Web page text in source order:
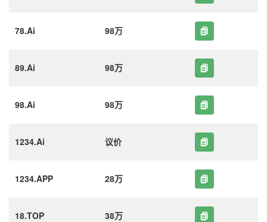
78.Ai 98万
89.Ai 98万
98.Ai 98万
1234.Ai 议价
1234.APP 28万
18.TOP 38万